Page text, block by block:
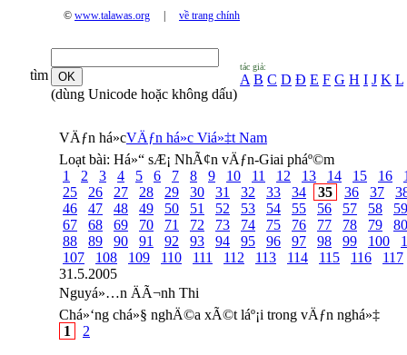
© www.talawas.org về trang chính
tìm
(dùng Unicode hoặc không dấu)
tác giả:
A B C D Đ E F G H I J K L
VÄƒn há»cVÄƒn há»c Viá»‡t Nam
Loạt bài: Há»“ sÆ¡ NhÃ¢n vÄƒn-Giai pháº©m
1
2 3 4 5 6 7 8 9 10 11 12 13 14 15 16
25
26 27 28 29 30 31 32 33 34 35 36 37
46
47 48 49 50 51 52 53 54 55 56 57 58
59
67
68 69 70 71 72 73 74 75 76 77 78 79
80
88
89 90 91 92 93 94 95 96 97 98 99 100
107
108 109 110 111 112 113 114 115 116
117
31.5.2005
Nguyá»…n ÄÃ¬nh Thi
Chá»‘ng chá»§ nghÄ©a xÃ©t láº¡i trong vÄƒn nghá»‡
1
2